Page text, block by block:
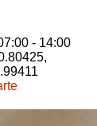
- 14:00
,